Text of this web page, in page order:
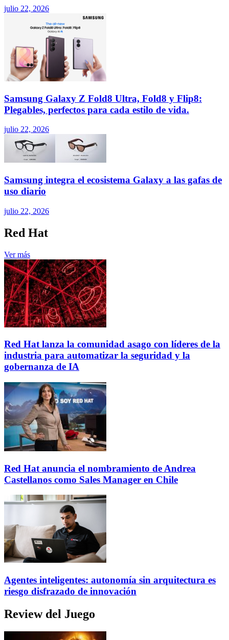
julio 22, 2026
Samsung Galaxy Z Fold8 Ultra, Fold8 y Flip8:
Plegables, perfectos para cada estilo de vida.
julio 22, 2026
Samsung integra el ecosistema Galaxy a las gafas de
uso diario
julio 22, 2026
Red Hat
Ver más
Red Hat lanza la comunidad asago con líderes de la
industria para automatizar la seguridad y la
gobernanza de IA
Red Hat anuncia el nombramiento de Andrea
Castellanos como Sales Manager en Chile
Agentes inteligentes: autonomía sin arquitectura es
riesgo disfrazado de innovación
Review del Juego